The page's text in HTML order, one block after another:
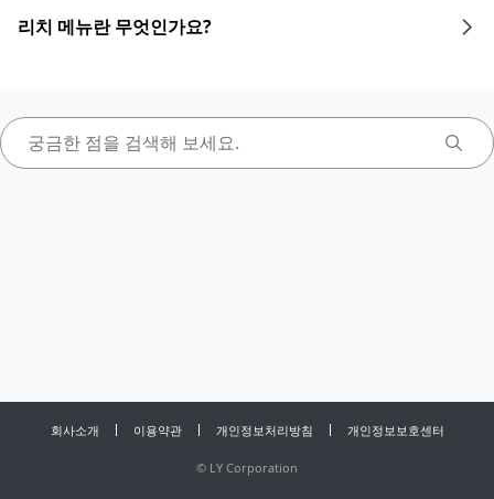
리치 메뉴란 무엇인가요?
회사소개 이용약관 개인정보처리방침 개인정보보호센터
© LY Corporation